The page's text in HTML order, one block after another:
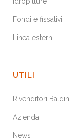
Fondi e fissativi
Linea esterni
UTILI
Rivenditori Baldini
Azienda
News